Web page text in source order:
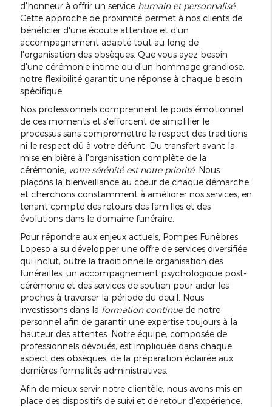
d'honneur à offrir un service humain et personnalisé.
Cette approche de proximité permet à nos clients de
bénéficier d'une écoute attentive et d'un
accompagnement adapté tout au long de
l'organisation des obsèques. Que vous ayez besoin
d'une cérémonie intime ou d'un hommage grandiose,
notre flexibilité garantit une réponse à chaque besoin
spécifique.
Nos professionnels comprennent le poids émotionnel
de ces moments et s'efforcent de simplifier le
processus sans compromettre le respect des traditions
ni le respect dû à votre défunt. Du transfert avant la
mise en bière à l'organisation complète de la
cérémonie, votre sérénité est notre priorité. Nous
plaçons la bienveillance au cœur de chaque démarche
et cherchons constamment à améliorer nos services, en
tenant compte des retours des familles et des
évolutions dans le domaine funéraire.
Pour répondre aux enjeux actuels, Pompes Funèbres
Lopeso a su développer une offre de services diversifiée
qui inclut, outre la traditionnelle organisation des
funérailles, un accompagnement psychologique post-
cérémonie et des services de soutien pour aider les
proches à traverser la période du deuil. Nous
investissons dans la formation continuede notre
personnel afin de garantir une expertise toujours à la
hauteur des attentes. Notre équipe, composée de
professionnels dévoués, est impliquée dans chaque
aspect des obsèques, de la préparation éclairée aux
dernières formalités administratives.
Afin de mieux servir notre clientèle, nous avons mis en
place des dispositifs de suivi et de retour d'expérience.